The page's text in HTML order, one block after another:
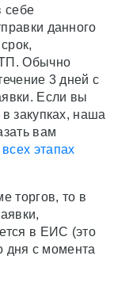
себе
данного
Обычно
3 дней с
Если вы
закупках, наша
вам
этапах
торгов, то в
в ЕИС (это
дня с момента